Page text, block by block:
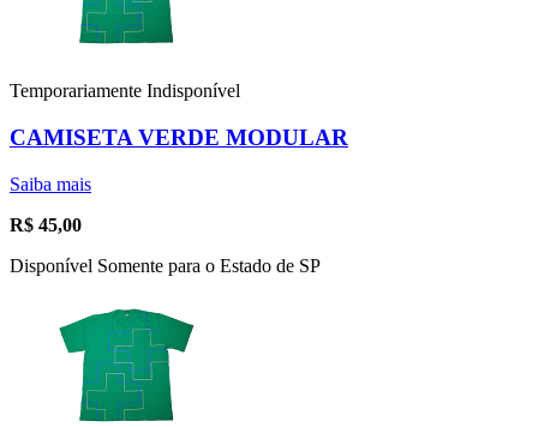
Temporariamente Indisponível
CAMISETA VERDE MODULAR
Saiba mais
R$ 45,00
Disponível Somente para o Estado de SP